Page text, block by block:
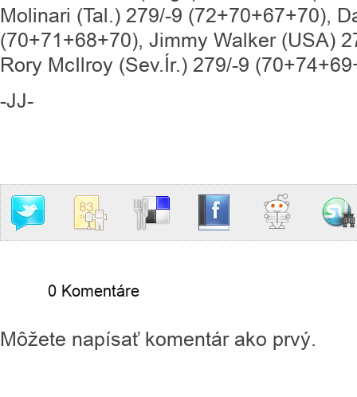
Molinari (Tal.) 279/-9 (72+70+67+70),
(70+71+68+70), Jimmy Walker (USA)
Rory McIlroy (Sev.Ír.) 279/-9
-JJ-
0 Komentáre
Môžete napísať komentár ako prvý.